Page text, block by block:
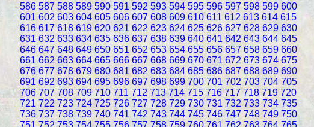
586 587 588 589 590 591 592 593 594 595 596 597 598 599 600
601 602 603 604 605 606 607 608 609 610 611 612 613 614 615
616 617 618 619 620 621 622 623 624 625 626 627 628 629 630
631 632 633 634 635 636 637 638 639 640 641 642 643 644 645
646 647 648 649 650 651 652 653 654 655 656 657 658 659 660
661 662 663 664 665 666 667 668 669 670 671 672 673 674 675
676 677 678 679 680 681 682 683 684 685 686 687 688 689 690
691 692 693 694 695 696 697 698 699 700 701 702 703 704 705
706 707 708 709 710 711 712 713 714 715 716 717 718 719 720
721 722 723 724 725 726 727 728 729 730 731 732 733 734 735
736 737 738 739 740 741 742 743 744 745 746 747 748 749 750
751 752 753 754 755 756 757 758 759 760 761 762 763 764 765